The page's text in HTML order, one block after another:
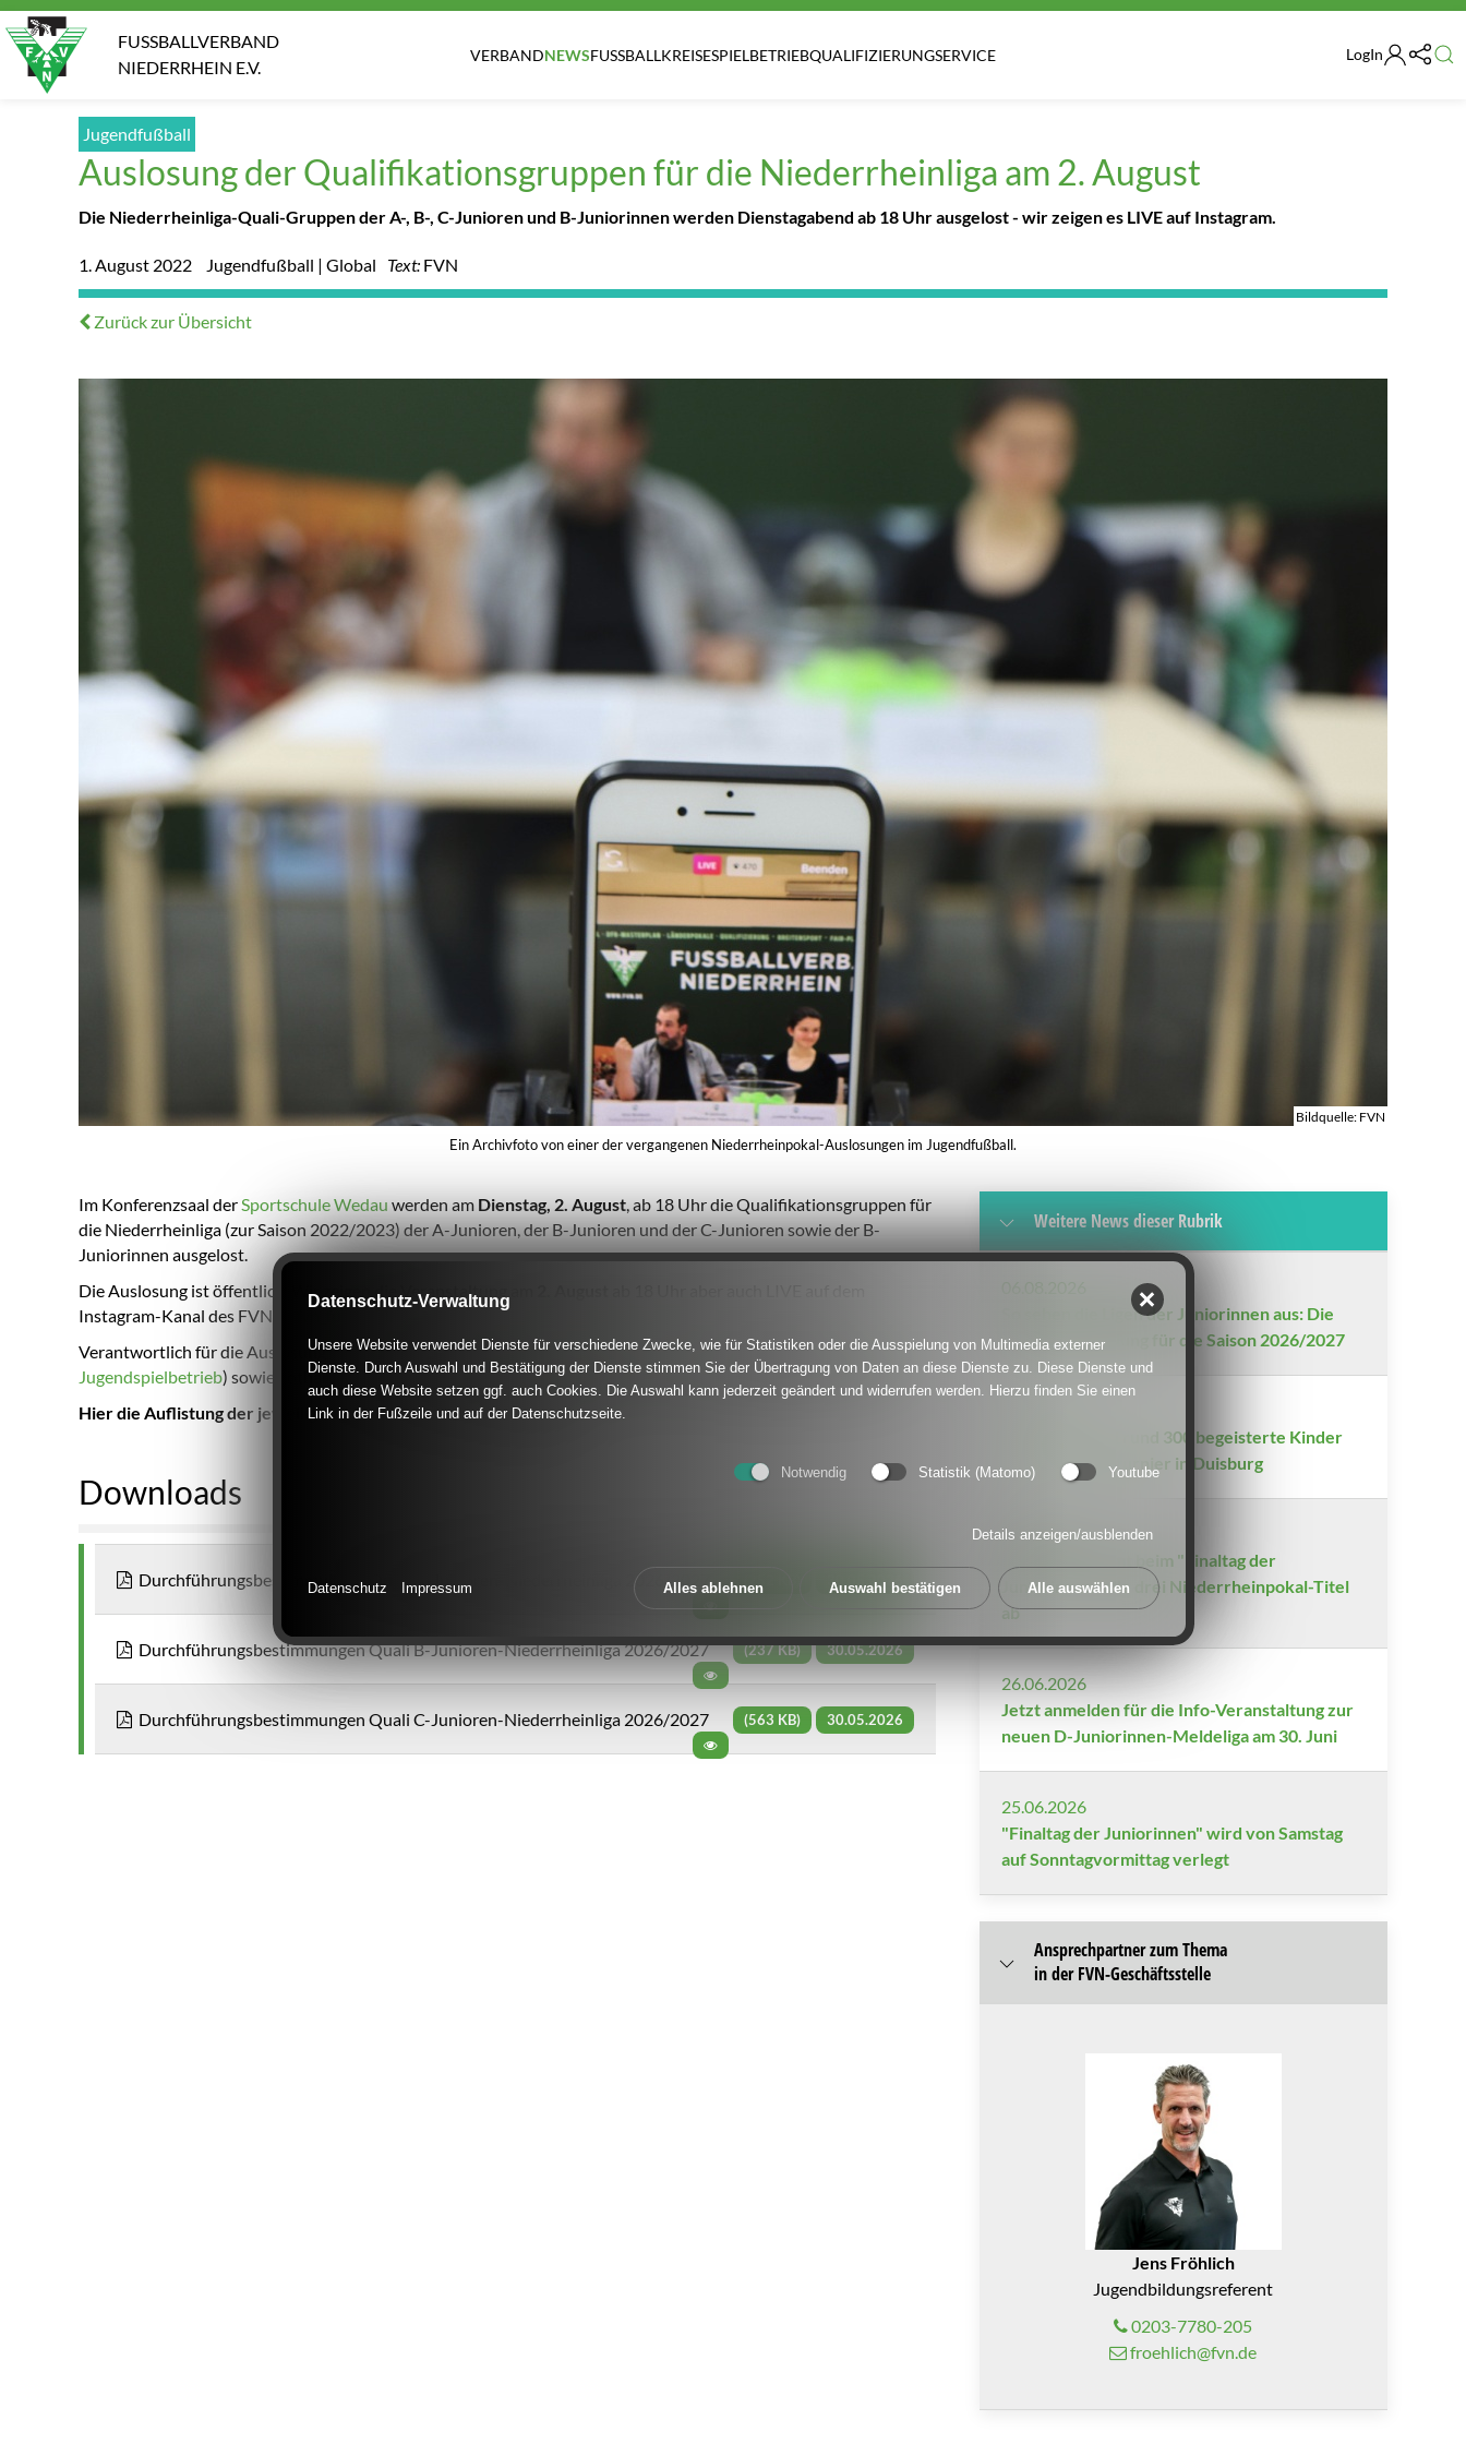
FUSSBALLVERBAND
NIEDERRHEIN E.V.
VERBANDNEWSFUSSBALLKREISE SPIELBETRIEBQUALIFIZIERUNGSERVICE LogIn
Jugendfußball
Auslosung der Qualifikationsgruppen für die Niederrheinliga am 2. August
Die Niederrheinliga-Quali-Gruppen der A-, B-, C-Junioren und B-Juniorinnen werden Dienstagabend ab 18 Uhr ausgelost - wir zeigen es LIVE auf Instagram.
1. August 2022 Jugendfußball | Global Text: FVN
Zurück zur Übersicht
Bildquelle: FVN
Ein Archivfoto von einer der vergangenen Niederrheinpokal-Auslosungen im Jugendfußball.
Im Konferenzsaal der Sportschule Wedau werden am Dienstag, 2. August , ab 18 Uhr die Qualifikationsgruppen für
die Niederrheinliga (zur Saison 2022/2023) der A-Junioren, der B-Junioren und der C-Junioren sowie der B-
Juniorinnen ausgelost.
Die Auslosung ist öffentlich. Wir zeigen die Veranstaltung am
Instagram-Kanal des FVN (
Verantwortlich für die Auslosung werden Dirk Bimbach (Verbandsjugendausschuss , Vorsitzender derKommission
Jugendspielbetrieb) sowie Lothar Arndt und Jürgen Steckelbruck (beide Kommission Jugendspielbetrieb) sein.
Hier die Auflistung der jeweiligen Durchführungsbestimmungen:
Downloads
Durchführungsbestimmungen Quali A-Junioren-Niederrheinliga 2026/2027 30.05.2026
Durchführungsbestimmungen Quali B-Junioren-Niederrheinliga 2026/2027 30.05.2026
(237 KB)
Durchführungsbestimmungen Quali C-Junioren-Niederrheinliga 2026/2027 30.05.2026
(563 KB)
Weitere News dieser Rubrik
So sehen die Ligen der Juniorinnen aus: Die
Gruppeneinteilung für die Saison 2026/2027
33 Schulen und rund 300 begeisterte Kinder
beim 3x3-Finalturnier in Duisburg
29.06.2026
SGS Essen räumt beim "Finaltag der
Juniorinnen" alle drei Niederrheinpokal-Titel
ab
26.06.2026
Jetzt anmelden für die Info-Veranstaltung zur
neuen D-Juniorinnen-Meldeliga am 30. Juni
25.06.2026
"Finaltag der Juniorinnen" wird von Samstag
auf Sonntagvormittag verlegt
Ansprechpartner zum Thema
in der FVN-Geschäftsstelle
Jens Fröhlich
Jugendbildungsreferent
0203-7780-205
froehlich@fvn.de
Datenschutz-Verwaltung
Unsere Website verwendet Dienste für verschiedene Zwecke, wie für Statistiken oder die Ausspielung von Multimedia externer
Dienste. Durch Auswahl und Bestätigung der Dienste stimmen Sie der Übertragung von Daten an diese Dienste zu. Diese Dienste und
auch diese Website setzen ggf. auch Cookies. Die Auswahl kann jederzeit geändert und widerrufen werden. Hierzu finden Sie einen
Link in der Fußzeile und auf der Datenschutzseite.
Notwendig Statistik (Matomo) Youtube
Details anzeigen/ausblenden
Alles ablehnen Auswahl bestätigen Alle auswählen
Datenschutz Impressum